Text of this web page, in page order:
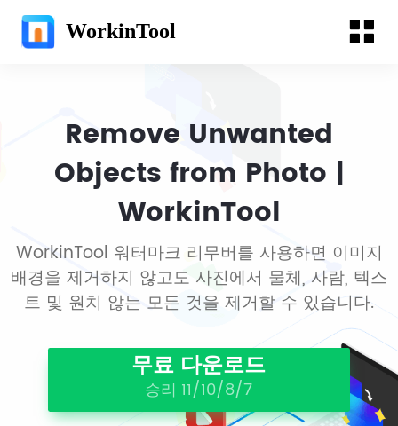
WorkinTool
Remove Unwanted
Objects from Photo |
WorkinTool
WorkinTool 워터마크 리무버를 사용하면 이미지
배경을 제거하지 않고도 사진에서 물체, 사람, 텍스
트 및 원치 않는 모든 것을 제거할 수 있습니다.
무료 다운로드
승리 11/10/8/7